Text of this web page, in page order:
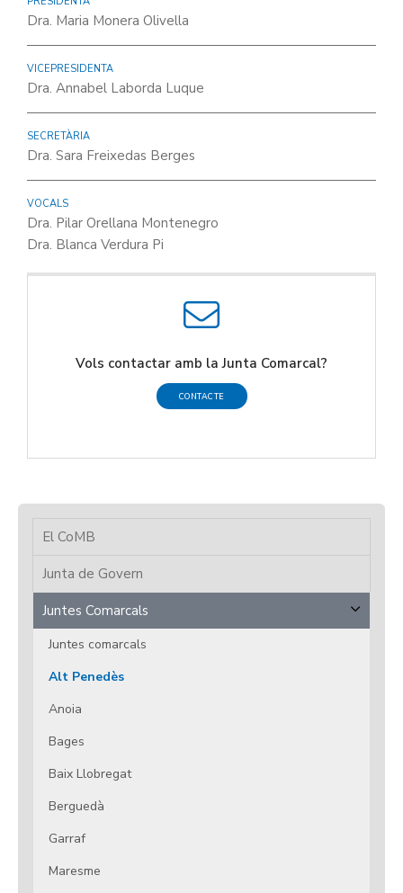
Dra. Maria Monera Olivella
VICEPRESIDENTA
Dra. Annabel Laborda Luque
SECRETÀRIA
Dra. Sara Freixedas Berges
VOCALS
Dra. Pilar Orellana Montenegro
Dra. Blanca Verdura Pi
Vols contactar amb la Junta Comarcal?
CONTACTE
El CoMB
Junta de Govern
Juntes Comarcals
Juntes comarcals
Alt Penedès
Anoia
Bages
Baix Llobregat
Berguedà
Garraf
Maresme